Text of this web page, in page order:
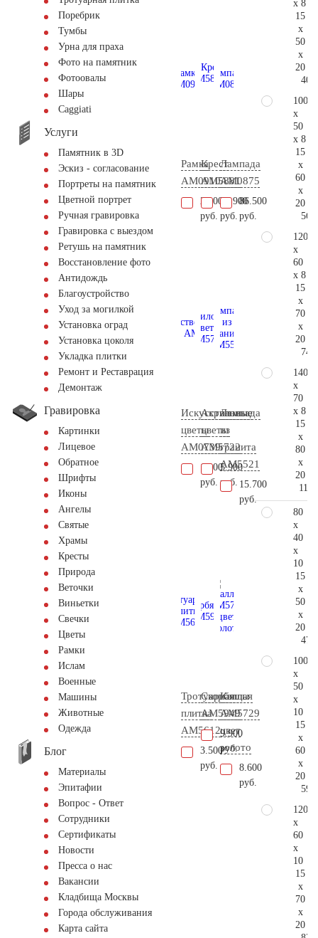
Поребрик
Тумбы
Урна для праха
Фото на памятник
Фотоовалы
Шары
Сaggiati
Услуги
Памятник в 3D
Эскиз - согласование
Портреты на памятник
Цветной портрет
Ручная гравировка
Гравировка с выездом
Ретушь на памятник
Восстановление фото
Антидождь
Благоустройство
Уход за могилкой
Установка оград
Установка цоколя
Укладка плитки
Ремонт и Реставрация
Демонтаж
Гравировка
Картинки
Лицевое
Обратное
Шрифты
Иконы
Ангелы
Святые
Храмы
Кресты
Природа
Веточки
Виньетки
Свечки
Цветы
Рамки
Ислам
Военные
Машины
Животные
Одежда
Блог
Материалы
Эпитафии
Вопрос - Ответ
Сотрудники
Сертификаты
Новости
Пресса о нас
Вакансии
Кладбища Москвы
Города обслуживания
Карта сайта
Рамка
AM0910
23.000
руб.
Крест
AM5881
21.900
руб.
Лампада
AM0875
86.500
руб.
Искусственные
цветы
AM0739
1.000
руб.
Акриловые
цветы
AM5722
5.900
руб.
Лампада
из
гранита
AM5521
15.700
руб.
Тротуарная
плитка
AM5612
3.500
руб.
Скорбящая
AM5949
9.900
руб.
Каллы
AM5729
цвет
золото
8.600
руб.
x 8
15
x
50
x
20
100
x
50
x 8
15
x
60
x
20
120
x
60
x 8
15
x
70
x
20
140
x
70
x 8
15
x
80
x
20
80
x
40
x
10
15
x
50
x
20
100
x
50
x
10
15
x
60
x
20
120
x
60
x
10
15
x
70
x
20